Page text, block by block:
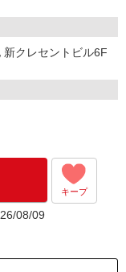
新クレセントビル6F
キープ
08/09